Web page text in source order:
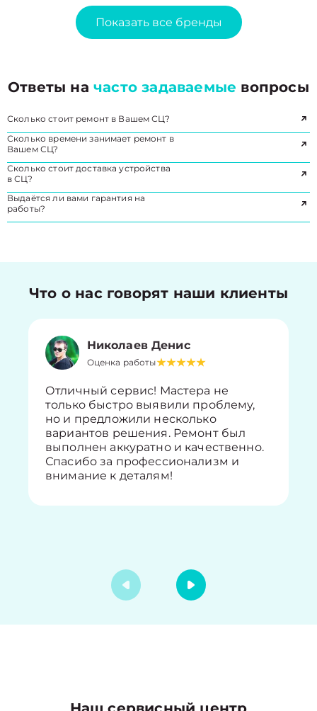
Показать все бренды
Ответы начасто задаваемые вопросы
Сколько стоит ремонт в Вашем СЦ?
Сколько времени занимает ремонт в
Вашем СЦ?
Сколько стоит доставка устройства
в СЦ?
Выдаётся ли вами гарантия на
работы?
Что о нас говорят наши клиенты
Николаев Денис
Оценка работы
Отличный сервис! Мастера не
только быстро выявили проблему,
но и предложили несколько
вариантов решения. Ремонт был
выполнен аккуратно и качественно.
Спасибо за профессионализм и
внимание к деталям!